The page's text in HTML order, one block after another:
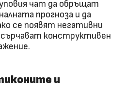
чат да обръщат
прогноза и да
се появят негативни
конструктивен
и